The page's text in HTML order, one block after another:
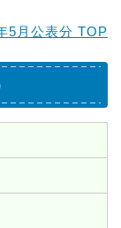
5月公表分 TOP